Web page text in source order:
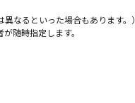
なるといった場合もあります。）
随時指定します。